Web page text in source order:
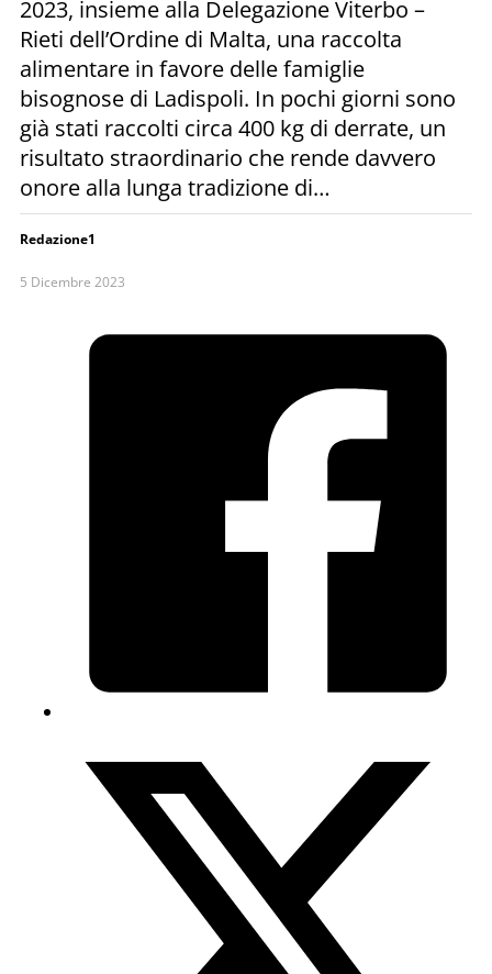
2023, insieme alla Delegazione Viterbo –
Rieti dell’Ordine di Malta, una raccolta
alimentare in favore delle famiglie
bisognose di Ladispoli. In pochi giorni sono
già stati raccolti circa 400 kg di derrate, un
risultato straordinario che rende davvero
onore alla lunga tradizione di…
Redazione1
5 Dicembre 2023